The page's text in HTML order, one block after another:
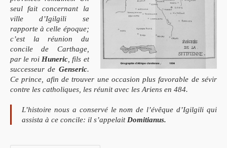
seul fait concernant la
ville d’Igilgili se
rapporte à celle époque;
c’est la réunion du
concile de Carthage,
par le roi Huneric , fils et
successeur de Genseric.
Ce prince, afin de trouver une occasion plus favorable de sévir
contre les catholiques, les réunit avec les Ariens en 484.
L’histoire nous a conservé le nom de l’évêque d’Igilgili qui
assista à ce concile: il s’appelaitDomitianus.